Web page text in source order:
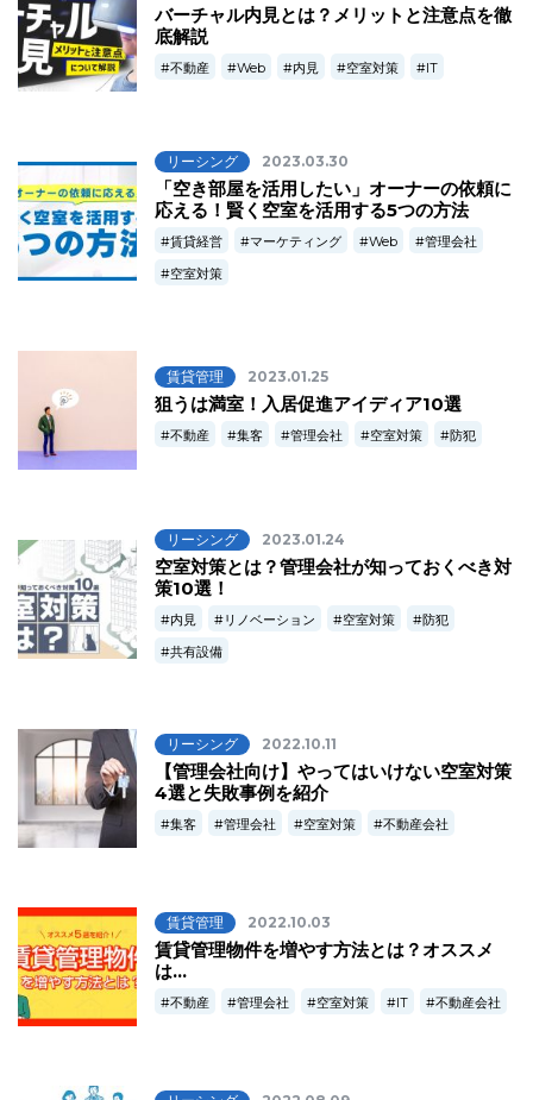
バーチャル内見とは？メリットと注意点を徹
底解説
不動産 Web 内見 空室対策 IT
リーシング 2023.03.30
「空き部屋を活用したい」オーナーの依頼に
応える！賢く空室を活用する5つの方法
賃貸経営 マーケティング Web
管理会社
空室対策
賃貸管理 2023.01.25
狙うは満室！入居促進アイディア10選
不動産 集客 管理会社 空室対策 防犯
リーシング 2023.01.24
空室対策とは？管理会社が知っておくべき対
策10選！
内見 リノベーション 空室対策
防犯
共有設備
リーシング 2022.10.11
【管理会社向け】やってはいけない空室対策
4選と失敗事例を紹介
集客 管理会社 空室対策 不動産会社
賃貸管理 2022.10.03
賃貸管理物件を増やす方法とは？オススメ
は…
不動産 管理会社 空室対策 IT 不動産会社